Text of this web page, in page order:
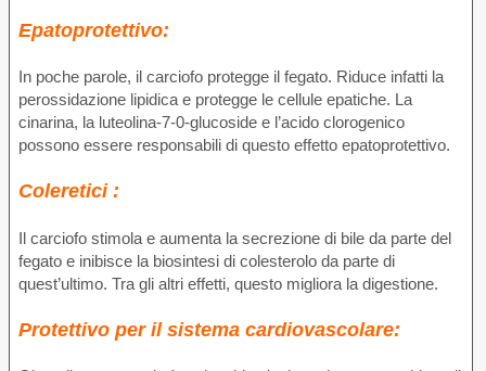
Epatoprotettivo:
In poche parole, il carciofo protegge il fegato. Riduce infatti la
perossidazione lipidica e protegge le cellule epatiche. La
cinarina, la luteolina-7-0-glucoside e l’acido clorogenico
possono essere responsabili di questo effetto epatoprotettivo.
Coleretici :
Il carciofo stimola e aumenta la secrezione di bile da parte del
fegato e inibisce la biosintesi di colesterolo da parte di
quest’ultimo. Tra gli altri effetti, questo migliora la digestione.
Protettivo per il sistema cardiovascolare: